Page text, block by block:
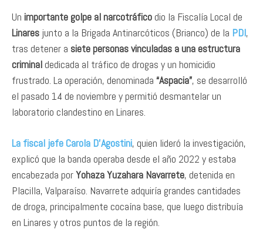
Un importante golpe al narcotráficodio la Fiscalía Local de
Linares junto a la Brigada Antinarcóticos (Brianco) de la PDI,
tras detener a siete personas vinculadas a una estructura
criminaldedicada al tráfico de drogas y un homicidio
frustrado. La operación, denominada “Aspacia”, se desarrolló
el pasado 14 de noviembre y permitió desmantelar un
laboratorio clandestino en Linares.
La fiscal jefe Carola D’Agostini, quien lideró la investigación,
explicó que la banda operaba desde el año 2022 y estaba
encabezada porYohaza Yuzahara Navarrete, detenida en
Placilla, Valparaíso. Navarrete adquiría grandes cantidades
de droga, principalmente cocaína base, que luego distribuía
en Linares y otros puntos de la región.